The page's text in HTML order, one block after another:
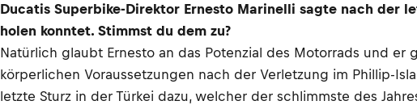
Ducatis Superbike-Direktor Ernesto Marinelli sagte nach der
holen konntet. Stimmst du dem zu?
Natürlich glaubt Ernesto an das Potenzial des Motorrads und
körperlichen Voraussetzungen nach der Verletzung im Phillip-
letzte Sturz in der Türkei dazu, welcher der schlimmste des